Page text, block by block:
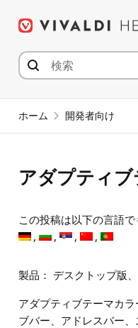
ホーム 開発者向け
アダプティ
この投稿は以下の言語
製品： デスクトップ版
アダプティブテーマカ
ブバー、アドレスバー